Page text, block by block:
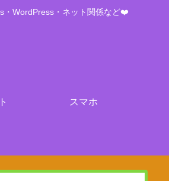
・WordPress・ネット関係など❤️
スマホ